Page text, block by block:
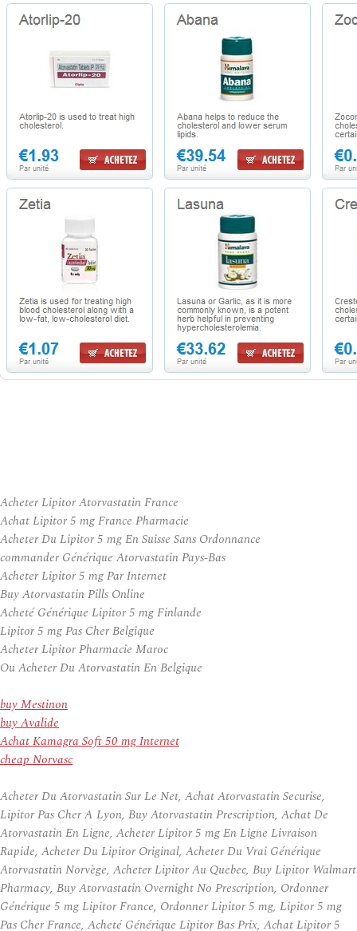
Acheter Lipitor Atorvastatin France
Achat Lipitor 5 mg France Pharmacie
Acheter Du Lipitor 5 mg En Suisse Sans Ordonnance
commander Générique Atorvastatin Pays-Bas
Acheter Lipitor 5 mg Par Internet
Buy Atorvastatin Pills Online
Acheté Générique Lipitor 5 mg Finlande
Lipitor 5 mg Pas Cher Belgique
Acheter Lipitor Pharmacie Maroc
Ou Acheter Du Atorvastatin En Belgique
buy Mestinon
buy Avalide
Achat Kamagra Soft 50 mg Internet
cheap Norvasc
Acheter Du Atorvastatin Sur Le Net, Achat Atorvastatin Securise,
Lipitor Pas Cher A Lyon, Buy Atorvastatin Prescription, Achat De
Atorvastatin En Ligne, Acheter Lipitor 5 mg En Ligne Livraison
Rapide, Acheter Du Lipitor Original, Acheter Du Vrai Générique
Atorvastatin Norvège, Acheter Lipitor Au Quebec, Buy Lipitor Walmart
Pharmacy, Buy Atorvastatin Overnight No Prescription, Ordonner
Générique 5 mg Lipitor France, Ordonner Lipitor 5 mg, Lipitor 5 mg
Pas Cher France, Acheté Générique Lipitor Bas Prix, Achat Lipitor 5